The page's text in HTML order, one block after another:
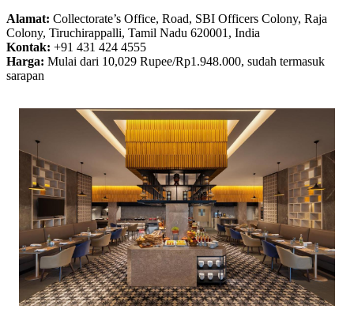
Alamat: Collectorate’s Office, Road, SBI Officers Colony, Raja
Colony, Tiruchirappalli, Tamil Nadu 620001, India
Kontak: +91 431 424 4555
Harga: Mulai dari 10,029 Rupee/Rp1.948.000, sudah termasuk
sarapan